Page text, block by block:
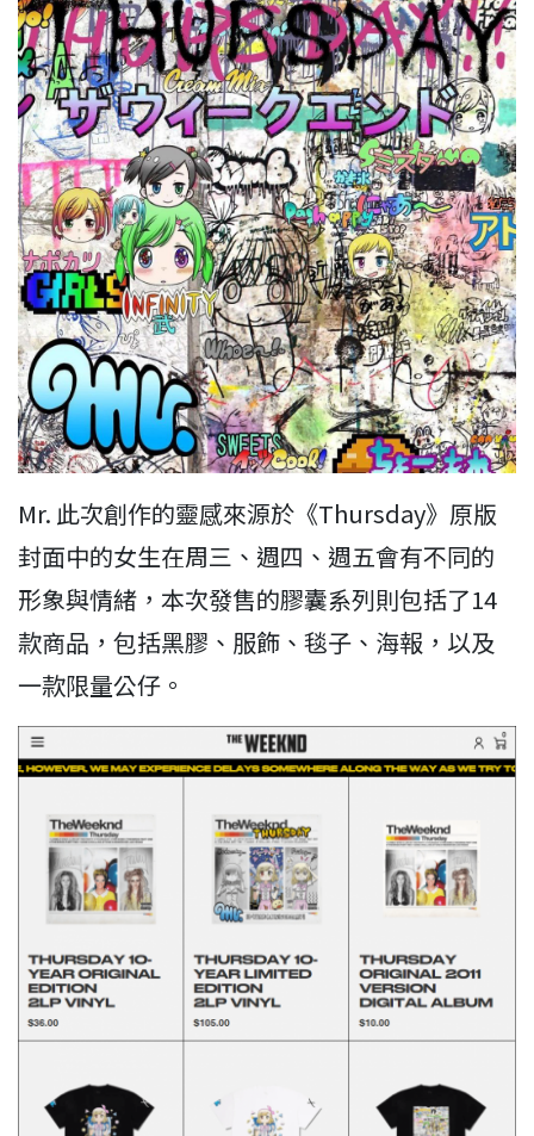
Mr. 此次創作的靈感來源於《Thursday》原版
封面中的女生在周三、週四、週五會有不同的
形象與情緒，本次發售的膠囊系列則包括了14
款商品，包括黑膠、服飾、毯子、海報，以及
一款限量公仔。